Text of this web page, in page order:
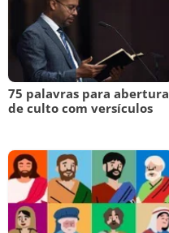
75 palavras para abertura
de culto com versículos